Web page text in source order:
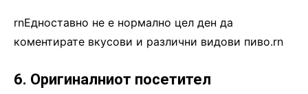
rnЕдноставно не е нормално цел ден да
коментирате вкусови и различни видови пиво.rn
6. Оригиналниот посетител